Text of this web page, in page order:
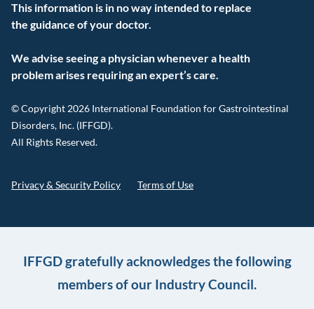
This information is in no way intended to replace
the guidance of your doctor.
We advise seeing a physician whenever a health
problem arises requiring an expert’s care.
© Copyright 2026 International Foundation for Gastrointestinal
Disorders, Inc. (IFFGD).
All Rights Reserved.
Privacy & Security Policy Terms of Use
IFFGD gratefully acknowledges the following
members of our Industry Council.